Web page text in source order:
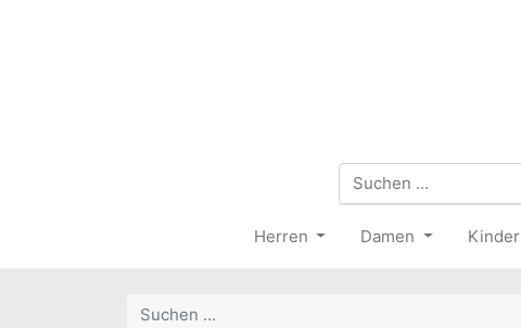
Herren Damen Kinder